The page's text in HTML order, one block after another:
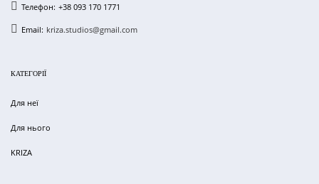
Телефон: +38 093 170 1771
Email: kriza.studios@gmail.com
КАТЕГОРІЇ
Для неї
Для нього
KRIZA